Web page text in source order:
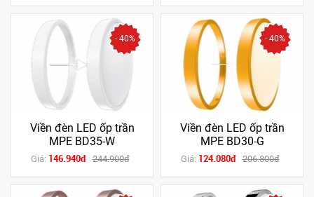
- 40%
Viền đèn LED ốp trần
MPE BD35-W
Giá: 146.940đ 244.900đ
- 40%
Viền đèn LED ốp trần
MPE BD30-G
Giá: 124.080đ 206.800đ